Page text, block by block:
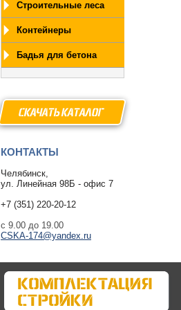
Строительные леса
Контейнеры
Бадья для бетона
СКАЧАТЫ КАТАЛОГ
КОНТАКТЫ
Челябинск,
ул. Линейная 98Б - офис 7
+7 (351) 220-20-12
с 9.00 до 19.00
CSKA-174@yandex.ru